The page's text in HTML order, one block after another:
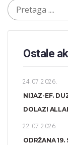
Ostale
24.07.2026.
NIJAZ-EF.
DOLAZI
22.07.2026.
ODRŽANA